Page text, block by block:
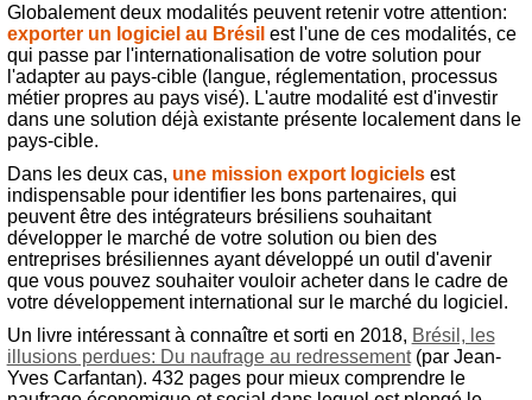
Globalement deux modalités peuvent retenir votre attention:
exporter un logiciel au Brésil est l'une de ces modalités, ce
qui passe par l'internationalisation de votre solution pour
l'adapter au pays-cible (langue, réglementation, processus
métier propres au pays visé). L'autre modalité est d'investir
dans une solution déjà existante présente localement dans le
pays-cible.
Dans les deux cas, une mission export logicielsest
indispensable pour identifier les bons partenaires, qui
peuvent être des intégrateurs brésiliens souhaitant
développer le marché de votre solution ou bien des
entreprises brésiliennes ayant développé un outil d'avenir
que vous pouvez souhaiter vouloir acheter dans le cadre de
votre développement international sur le marché du logiciel.
Un livre intéressant à connaître et sorti en 2018, Brésil, les
illusions perdues: Du naufrage au redressement(par Jean-
Yves Carfantan). 432 pages pour mieux comprendre le